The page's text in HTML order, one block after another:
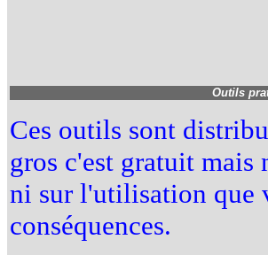
Outils
Ces outils sont
gros c'est gratuit mais
ni sur l'utilisation que
conséquences.